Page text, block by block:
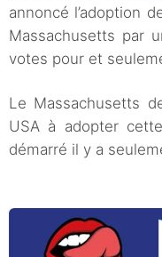
annoncé l’adoption
Massachusetts par
votes pour et
Le Massachusetts
USA à adopter
démarré il y a